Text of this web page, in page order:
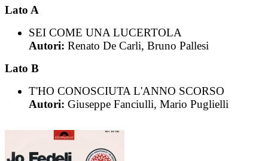
Lato A
SEI COME UNA LUCERTOLA
Autori: Renato De Carli, Bruno Pallesi
Lato B
T'HO CONOSCIUTA L'ANNO SCORSO
Autori: Giuseppe Fanciulli, Mario Puglielli